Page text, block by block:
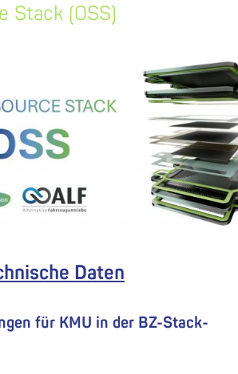
Stack (OSS)
Daten
für KMU in der BZ-Stack-